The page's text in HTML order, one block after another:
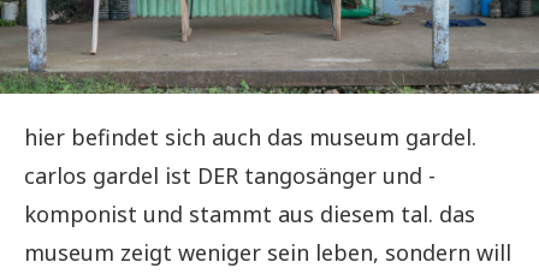
hier befindet sich auch das museum gardel.
carlos gardel ist DER tangosänger und -
komponist und stammt aus diesem tal. das
museum zeigt weniger sein leben, sondern will